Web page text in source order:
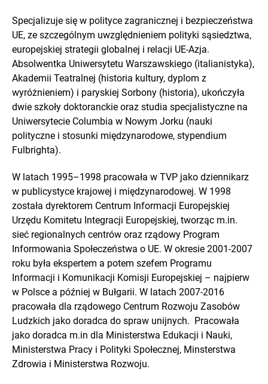
Specjalizuje się w polityce zagranicznej i bezpieczeństwa
UE, ze szczególnym uwzględnieniem polityki sąsiedztwa,
europejskiej strategii globalnej i relacji UE-Azja.
Absolwentka Uniwersytetu Warszawskiego (italianistyka),
Akademii Teatralnej (historia kultury, dyplom z
wyróżnieniem) i paryskiej Sorbony (historia), ukończyła
dwie szkoły doktoranckie oraz studia specjalistyczne na
Uniwersytecie Columbia w Nowym Jorku (nauki
polityczne i stosunki międzynarodowe, stypendium
Fulbrighta).
W latach 1995–1998 pracowała w TVP jako dziennikarz
w publicystyce krajowej i międzynarodowej. W 1998
została dyrektorem Centrum Informacji Europejskiej
Urzędu Komitetu Integracji Europejskiej, tworząc m.in.
sieć regionalnych centrów oraz rządowy Program
Informowania Społeczeństwa o UE. W okresie 2001-2007
roku była ekspertem a potem szefem Programu
Informacji i Komunikacji Komisji Europejskiej – najpierw
w Polsce a później w Bułgarii. W latach 2007-2016
pracowała dla rządowego Centrum Rozwoju Zasobów
Ludzkich jako doradca do spraw unijnych. Pracowała
jako doradca m.in dla Ministerstwa Edukacji i Nauki,
Ministerstwa Pracy i Polityki Społecznej, Minsterstwa
Zdrowia i Ministerstwa Rozwoju.